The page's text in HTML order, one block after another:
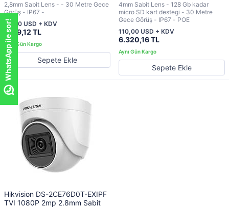
2,8mm Sabit Lens - - 30 Metre Gece
Görüş - IP67 -
1.149,12 TL
20,00 USD + KDV
Sepete Ekle
4mm Sabit Lens - 128 Gb kadar
micro SD kart destegi - 30 Metre
Gece Görüş - IP67 - POE
6.320,16 TL
110,00 USD + KDV
Sepete Ekle
Hikvision DS-2CE76D0T-EXIPF
TVI 1080P 2mp 2.8mm Sabit
WhatsApp ile sor!
WhatsApp ile sor!